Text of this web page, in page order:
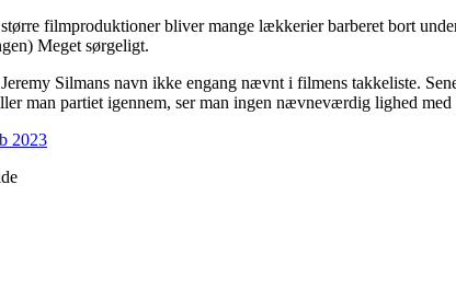
filmproduktioner bliver mange lækkerier barberet bort
Meget sørgeligt.
Silmans navn ikke engang nævnt i filmens takkeliste.
man partiet igennem, ser man ingen nævneværdig lighed med